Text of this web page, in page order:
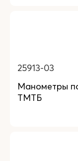
25913-03
Манометры
ТМТБ